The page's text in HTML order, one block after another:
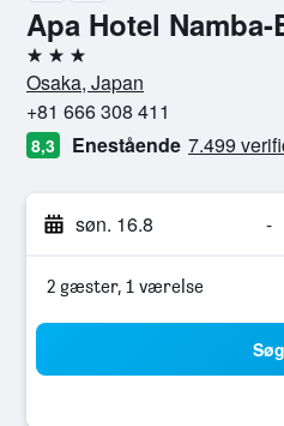
Apa Hotel
3 stjerner
Osaka, Japan
+81 666 308 411
8,3 Enestående 7.499
søn. 16.8 -
2 gæster, 1 værelse
Søg